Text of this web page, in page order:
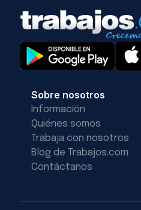
Sobre nosotros
Información
Quiénes somos
Trabaja con nosotros
Blog de Trabajos.com
Contáctanos